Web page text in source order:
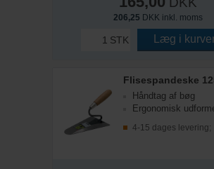
206,25 DKK inkl. moms
STK Læg i
Håndtag af bøg
Ergonomisk
4-15 dages levering;